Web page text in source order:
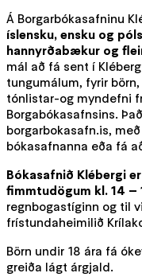
Á Borgarbókasafninu
íslensku, ensku og
hannyrðabækur og
mál að fá sent í
tungumálum, fyrir
tónlistar-og myndefni
Borgabókasafnsins.
borgarbokasafn.is,
bókasafnanna eða fá
Bókasafnið Klébergi
fimmtudögum kl. 14 –
regnbogastíginn og til
frístundaheimilið
Börn undir 18 ára fá
greiða lágt árgjald.